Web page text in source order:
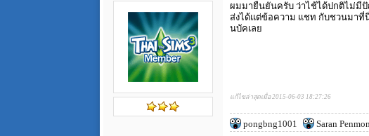
ผมมายืนยันครับ ว่าไช้ได้ปกติไม่มีปั
ส่งได้แต่ข้อความ แชท กับชวนมาที่
นบัคเลย
แก้ไขล่าสุดเมื่อ 2015-06-03 18:27:26
pongbng1001
Saran